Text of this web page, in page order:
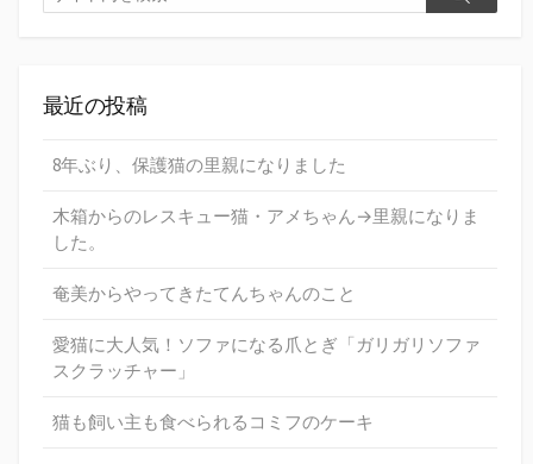
最近の投稿
8年ぶり、保護猫の里親になりました
木箱からのレスキュー猫・アメちゃん→里親になりま
した。
奄美からやってきたてんちゃんのこと
愛猫に大人気！ソファになる爪とぎ「ガリガリソファ
スクラッチャー」
猫も飼い主も食べられるコミフのケーキ